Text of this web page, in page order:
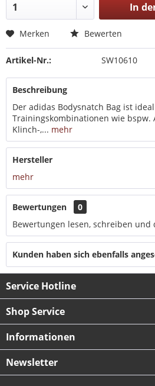
In
Merken Bewerten
Artikel-Nr.: SW10610
Beschreibung
Der adidas Bodysnatch Bag ist
Trainingskombinationen wie bspw.
Klinch-,... mehr
Hersteller
mehr
Bewertungen
0
Bewertungen lesen, schreiben und
Kunden haben sich ebenfalls
Service Hotline
Shop Service
Informationen
Newsletter